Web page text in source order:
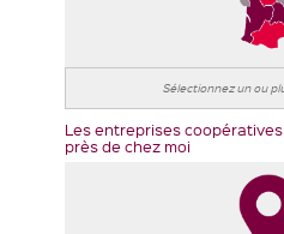
Les entreprises coopératives
près de chez moi